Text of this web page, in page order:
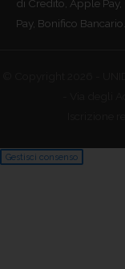
di Credito, Apple
Pay, Bonifico Bancario.
Gestisci consenso